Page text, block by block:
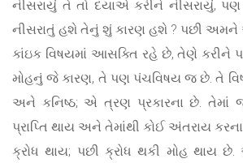
નીસરાયું તે તો દયાએ કરીને નીસરાયું, પણ
નીસરાતું હશે તેનું શું કારણ હશે ? પછી
કાંઇક વિષયમાં આસક્તિ રહે છે, તેણે કરીને
મોહનું જે કારણ, તે પણ પંચવિષય જ છે. તે
અને કનિષ્ઠ; એ ત્રણ પ્રકારના છે. તેમાં
પ્રાપ્તિ થાય અને તેમાંથી કોઈ અંતરાય
ક્રોધ થાય; પછી ક્રોધ થકી મોહ થાય